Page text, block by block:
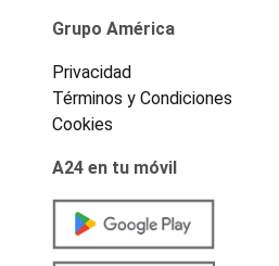
Grupo América
Privacidad
Términos y Condiciones
Cookies
A24 en tu móvil